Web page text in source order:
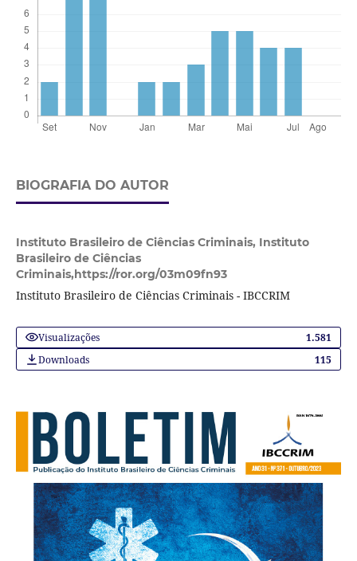
BIOGRAFIA DO AUTOR
Instituto Brasileiro de Ciências Criminais, Instituto
Brasileiro de Ciências
Criminais,https://ror.org/03m09fn93
Instituto Brasileiro de Ciências Criminais - IBCCRIM
Visualizações
1.581
Downloads
115